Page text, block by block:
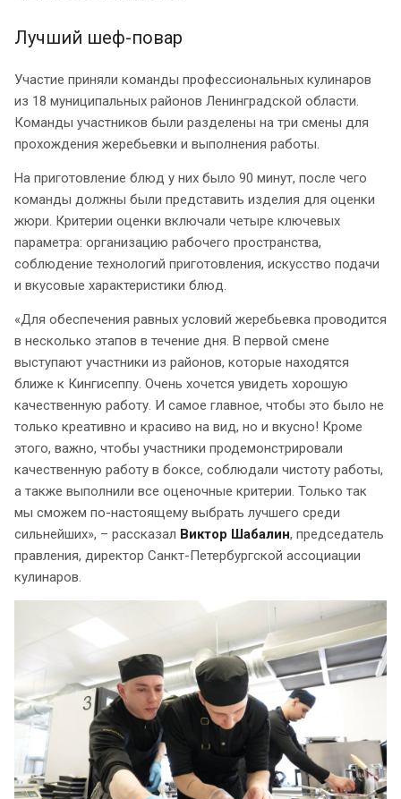
Лучший шеф-повар
Участие приняли команды профессиональных кулинаров
из 18 муниципальных районов Ленинградской области.
Команды участников были разделены на три смены для
прохождения жеребьевки и выполнения работы.
На приготовление блюд у них было 90 минут, после чего
команды должны были представить изделия для оценки
жюри. Критерии оценки включали четыре ключевых
параметра: организацию рабочего пространства,
соблюдение технологий приготовления, искусство подачи
и вкусовые характеристики блюд.
«Для обеспечения равных условий жеребьевка проводится
в несколько этапов в течение дня. В первой смене
выступают участники из районов, которые находятся
ближе к Кингисеппу. Очень хочется увидеть хорошую
качественную работу. И самое главное, чтобы это было не
только креативно и красиво на вид, но и вкусно! Кроме
этого, важно, чтобы участники продемонстрировали
качественную работу в боксе, соблюдали чистоту работы,
а также выполнили все оценочные критерии. Только так
мы сможем по-настоящему выбрать лучшего среди
сильнейших», – рассказал Виктор Шабалин, председатель
правления, директор Санкт-Петербургской ассоциации
кулинаров.